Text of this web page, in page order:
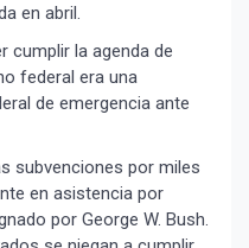
en abril.
cumplir la agenda de
federal era una
de emergencia ante
subvenciones por miles
en asistencia por
por George W. Bush.